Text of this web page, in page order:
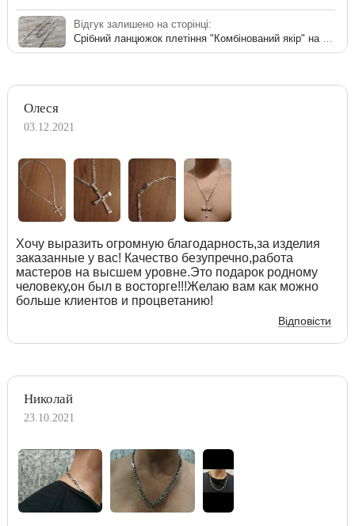
Відгук залишено на сторінці:
Олеся
03.12.2021
Хочу выразить огромную благодарность,за изделия
заказанные у вас! Качество безупречно,работа
мастеров на высшем уровне.Это подарок родному
человеку,он был в восторге!!!Желаю вам как можно
больше клиентов и процветанию!
Відповісти
Николай
23.10.2021